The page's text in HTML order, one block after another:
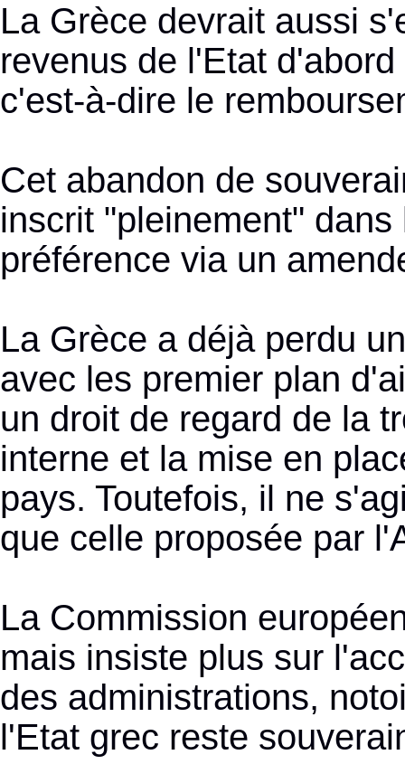
La Grèce devrait aussi
revenus de l'Etat
c'est-à-dire le
Cet abandon de
inscrit "pleinement"
préférence via un
La Grèce a déjà perdu
avec les premier plan
un droit de regard de la
interne et la mise en
pays. Toutefois, il ne
que celle proposée par
La Commission
mais insiste plus sur
des administrations,
l'Etat grec reste